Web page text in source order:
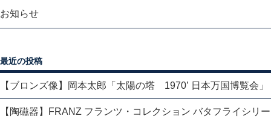
お知らせ
最近の投稿
【ブロンズ像】岡本太郎「太陽の塔 1970’ 日本万国博覧会」
【陶磁器】FRANZ フランツ・コレクション バタフライシリー